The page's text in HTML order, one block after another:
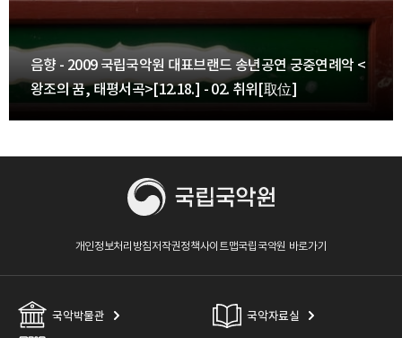
음향 - 2009 국립국악원 대표브랜드 송년공연 궁중연례악 <
왕조의 꿈, 태평서곡>[12.18.] - 02. 취위[取位]
개인정보처리방침저작권정책사이트맵국립국악원 바로가기
국악박물관 국악자료실